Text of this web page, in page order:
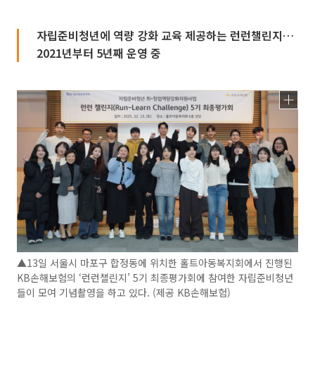
자립준비청년에 역량 강화 교육 제공하는 런런챌린지…
2021년부터 5년째 운영 중
▲13일 서울시 마포구 합정동에 위치한 홀트아동복지회에서 진행된
KB손해보험의 ‘런런챌린지’ 5기 최종평가회에 참여한 자립준비청년
들이 모여 기념촬영을 하고 있다. (제공 KB손해보험)